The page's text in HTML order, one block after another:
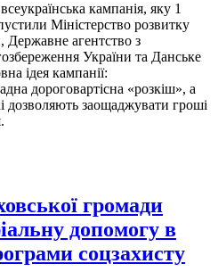
кампанія, яку 1
Міністерство розвитку
Державне агентство з
України та Данське
ідея кампанії:
дороговартісна «розкіш», а
дозволяють заощаджувати гроші
громади
допомогу в
соцзахисту